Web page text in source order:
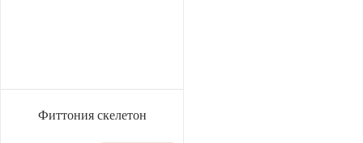
Фиттония скелетон